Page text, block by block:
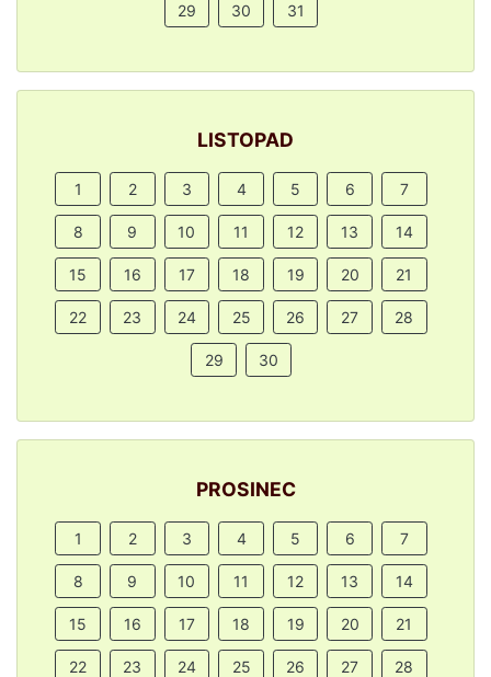
29 30 31
LISTOPAD
1 2 3 4 5 6 7
8 9 10 11 12 13 14
15 16 17 18 19 20 21
22 23 24 25 26 27 28
29 30
PROSINEC
1 2 3 4 5 6 7
8 9 10 11 12 13 14
15 16 17 18 19 20 21
22 23 24 25 26 27 28